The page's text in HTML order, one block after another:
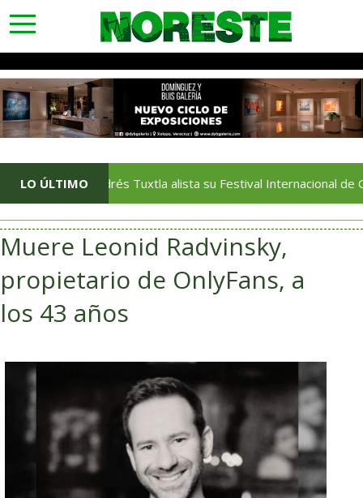
toggle
navigation
LO ÚLTIMO
San Andrés Tuxtla alista su Festival Internacional de Globos
Muere Leonid Radvinsky,
propietario de OnlyFans, a
los 43 años